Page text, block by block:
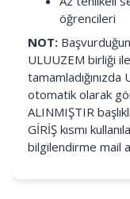
öğrencileri
NOT:
ULUUZEM birliği
otomatik olarak
ALINMIŞTIR
GİRİŞ kısmı
bilgilendirme mail